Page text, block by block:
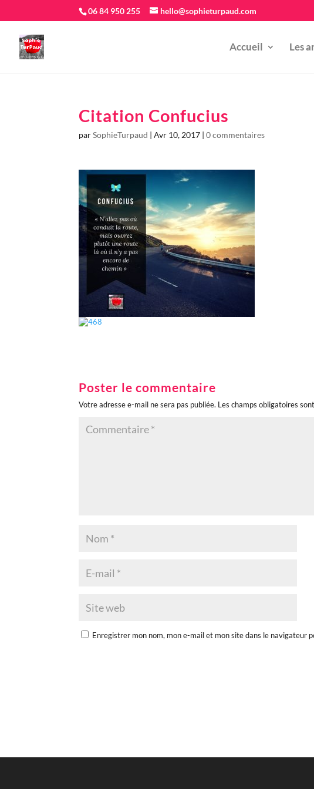
06 84 950 255 hello@sophieturpaud.com
Accueil Les
Citation Confucius
parSophieTurpaud |Avr 10, 2017 |0 commentaires
Poster le commentaire
Votre adresse e-mail ne sera pas publiée. Les champs obligatoires
Enregistrer mon nom, mon e-mail et mon site dans le navigateur